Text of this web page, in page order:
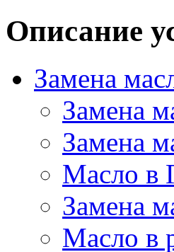
Описание
Замена
Замена
Замена
Масло в
Замена
Масло в